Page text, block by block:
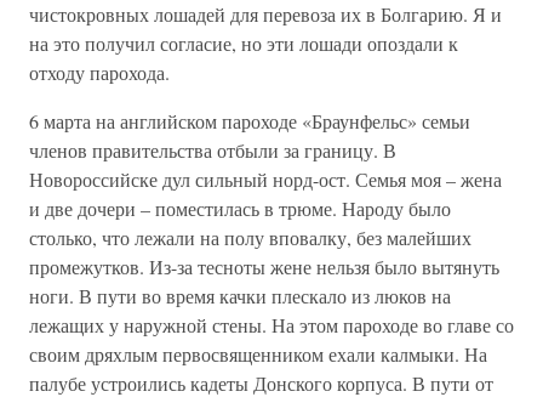
чистокровных лошадей для перевоза их в Болгарию. Я и
на это получил согласие, но эти лошади опоздали к
отходу парохода.
6 марта на английском пароходе «Браунфельс» семьи
членов правительства отбыли за границу. В
Новороссийске дул сильный норд-ост. Семья моя – жена
и две дочери – поместилась в трюме. Народу было
столько, что лежали на полу вповалку, без малейших
промежутков. Из-за тесноты жене нельзя было вытянуть
ноги. В пути во время качки плескало из люков на
лежащих у наружной стены. На этом пароходе во главе со
своим дряхлым первосвященником ехали калмыки. На
палубе устроились кадеты Донского корпуса. В пути от